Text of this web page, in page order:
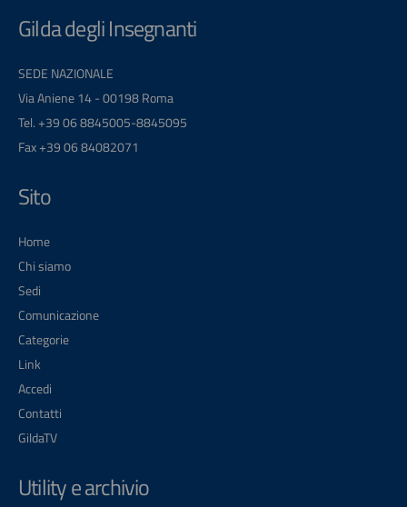
Gilda degli Insegnanti
SEDE NAZIONALE
Via Aniene 14 - 00198 Roma
Tel. +39 06 8845005-8845095
Fax +39 06 84082071
Sito
Home
Chi siamo
Sedi
Comunicazione
Categorie
Link
Accedi
Contatti
GildaTV
Utility e archivio